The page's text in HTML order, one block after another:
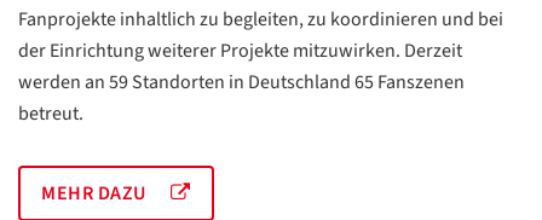
Fanprojekte inhaltlich zu begleiten, zu koordinieren und bei
der Einrichtung weiterer Projekte mitzuwirken. Derzeit
werden an 59 Standorten in Deutschland 65 Fanszenen
betreut.
MEHR DAZU